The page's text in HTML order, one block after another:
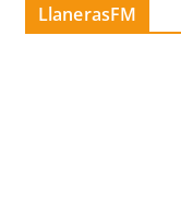
LlanerasFM